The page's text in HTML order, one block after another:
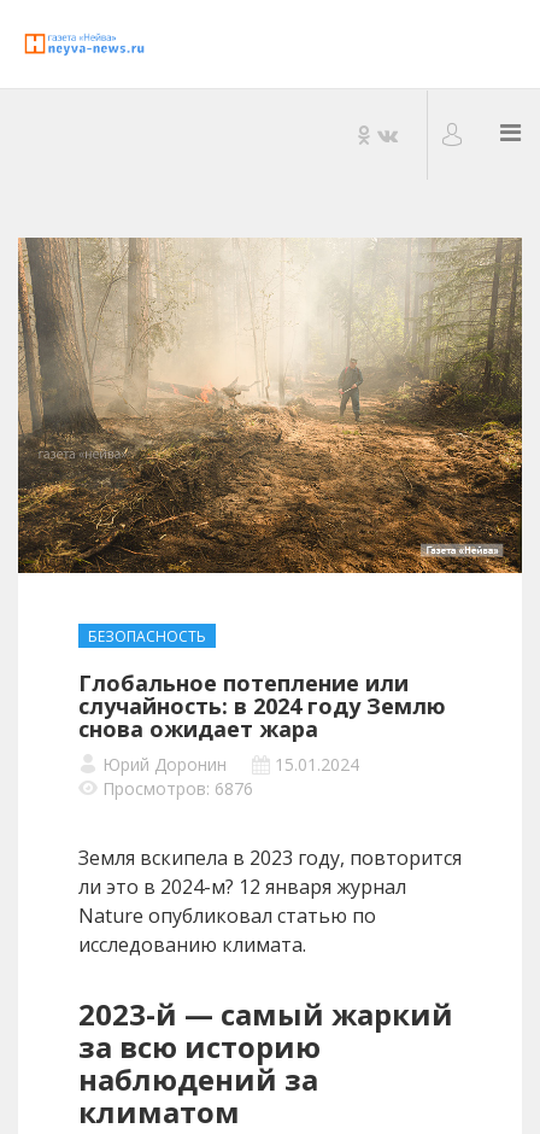
БЕЗОПАСНОСТЬ
Глобальное потепление или
случайность: в 2024 году Землю
снова ожидает жара
Юрий Доронин
15.01.2024
Просмотров: 6876
Земля вскипела в 2023 году, повторится
ли это в 2024-м? 12 января журнал
Nature опубликовал статью по
исследованию климата.
2023-й — самый жаркий
за всю историю
наблюдений за
климатом